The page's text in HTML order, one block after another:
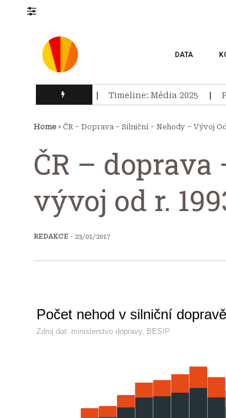
DATA
drahém benzínu Timeline: Média 2025
Home> ČR – Doprava – Silniční – Nehody – Vývoj
ČR –
vývoj od r.
REDAKCE - 23/01/2017